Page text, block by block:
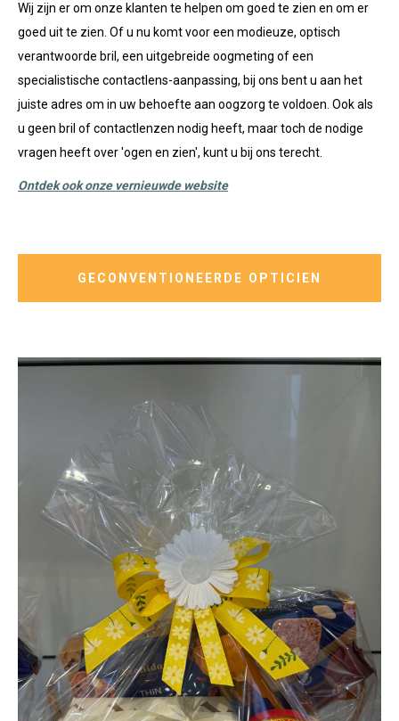
Wij zijn er om onze klanten te helpen om goed te zien en om er
goed uit te zien. Of u nu komt voor een modieuze, optisch
verantwoorde bril, een uitgebreide oogmeting of een
specialistische contactlens-aanpassing, bij ons bent u aan het
juiste adres om in uw behoefte aan oogzorg te voldoen. Ook als
u geen bril of contactlenzen nodig heeft, maar toch de nodige
vragen heeft over 'ogen en zien', kunt u bij ons terecht.
Ontdek ook onze vernieuwde website
GECONVENTIONEERDE OPTICIEN